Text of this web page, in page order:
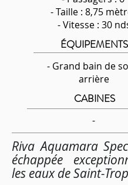
- Taille : 8,75
- Vitesse : 30
ÉQUIPEMENTS
- Grand bain de
arrière
CABINES
-
Riva Aquamara
échappée
les eaux de Saint-